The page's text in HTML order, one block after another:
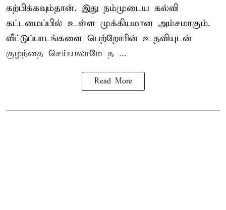
கற்பிக்கவும்தான். இது நம்முடைய கல்வி
கட்டமைப்பில் உள்ள முக்கியமான அம்சமாகும்.
வீட்டுப்பாடங்களை பெற்றோரின் உதவியுடன்
குழந்தை செய்யலாமே த ...
Read More